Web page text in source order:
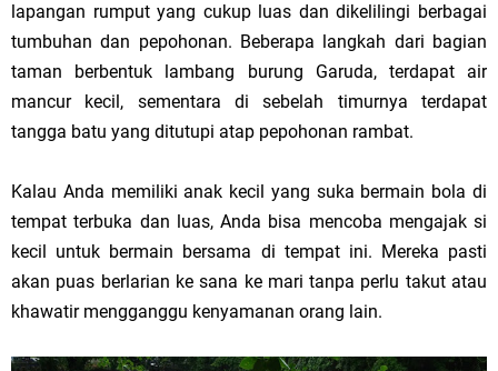
lapangan rumput yang cukup luas dan dikelilingi berbagai
tumbuhan dan pepohonan. Beberapa langkah dari bagian
taman berbentuk lambang burung Garuda, terdapat air
mancur kecil, sementara di sebelah timurnya terdapat
tangga batu yang ditutupi atap pepohonan rambat.
Kalau Anda memiliki anak kecil yang suka bermain bola di
tempat terbuka dan luas, Anda bisa mencoba mengajak si
kecil untuk bermain bersama di tempat ini. Mereka pasti
akan puas berlarian kesana ke mari tanpa perlu takut atau
khawatir mengganggu kenyamanan orang lain.